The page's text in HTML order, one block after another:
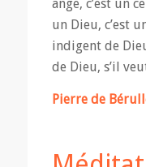
ange, c’est un
un Dieu, c’est
indigent de
de Dieu, s’il
Pierre de